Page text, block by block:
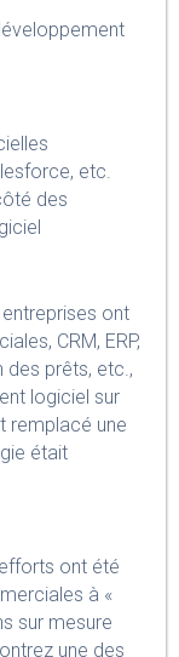
etc.
des
ont
CRM, ERP,
prêts, etc.,
logiciel sur
remplacé une
était
ont été
à «
sur mesure
une des